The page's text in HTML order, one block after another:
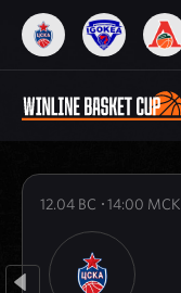
12.04 ВС 14:00 МСК